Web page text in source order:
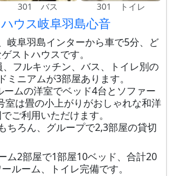
301 バス 301 トイレ
ウス岐阜羽島心音
岐阜羽島インターから車で5分、ど
ストハウスです。
フルキッチン、バス、トイレ別の
ニアムが3部屋あります。
ムの洋室でベッド4台とソファー
室は畳の小上がりがおしゃれな和洋
ご利用いただけます。
ちろん、グループで2,3部屋の貸切
ム2部屋で1部屋10ベッド、合計20
ルーム、トイレ完備です。